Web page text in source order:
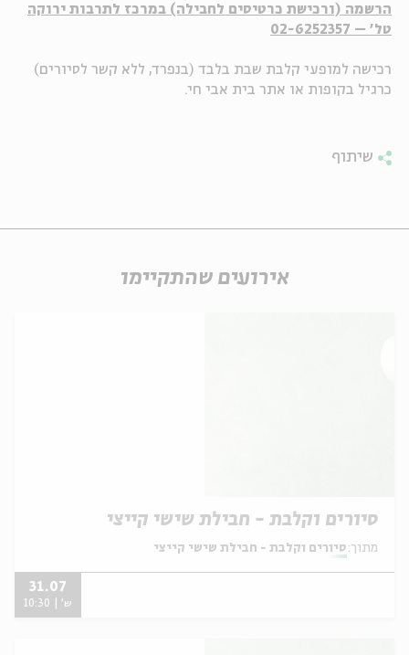
הרשמה (ורכישת כרטיסים לחבילה) במרכז לתרבות ירוקה
טל' – 02-6252357
רכישה למופעי קלבת שבת בלבד (בנפרד, ללא קשר לסיורים)
כרגיל בקופות או אתר בית אבי חי.
שיתוף
אירועים שהתקיימו
סיורים וקלבת - חבילת שישי קייצי
מתוך: סיורים וקלבת - חבילת שישי קייצי
31.07
ש' | 10:30